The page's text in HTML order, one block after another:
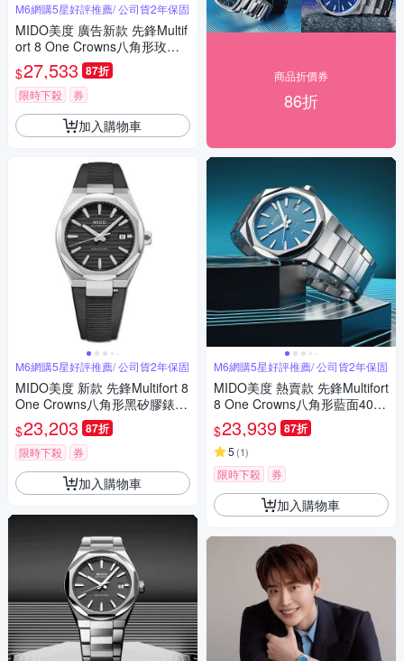
M6網購5星好評推薦/ 公司貨2年保固
MIDO美度 廣告新款 先鋒Multif
ort 8 One Crowns八角形玫瑰
金雙色40㎜ M6(M0555072205
100)
$27,533 87折
限時下殺 券
加入購物車
M6網購5星好評推薦/ 公司貨2年保固
MIDO美度 新款 先鋒Multifort 8
One Crowns八角形黑矽膠錶帶
40㎜ M6(M0555071705100)
$23,203 87折
限時下殺 券
加入購物車
商品折價券
86折
M6網購5星好評推薦/ 公司貨2年保固
MIDO美度 熱賣款 先鋒Multifort
8 One Crowns八角形藍面40㎜
M6(M0555071104100)
$23,939 87折
5 (1)
限時下殺 券
加入購物車